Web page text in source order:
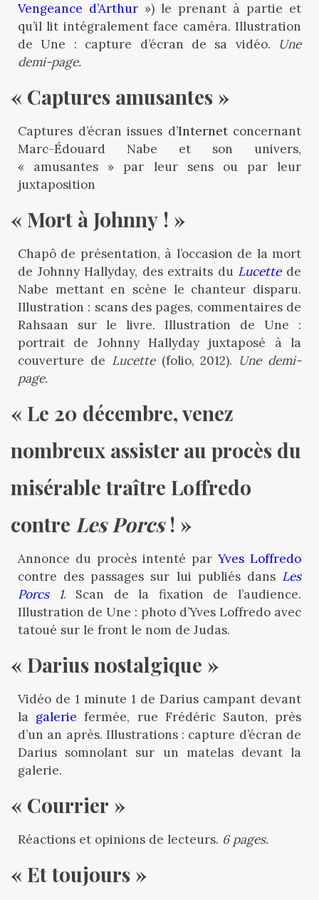
Vengeance d’Arthur ») le prenant à partie et
qu’il lit intégralement face caméra. Illustration
de Une : capture d’écran de sa vidéo. Une
demi-page.
« Captures amusantes »
Captures d’écran issues d’Internetconcernant
Marc-Édouard Nabe et son univers,
« amusantes » par leur sens ou par leur
juxtaposition
« Mort à Johnny ! »
Chapô de présentation, à l’occasion de la mort
de Johnny Hallyday, des extraits du Lucette de
Nabe mettant en scène le chanteur disparu.
Illustration : scans des pages, commentaires de
Rahsaan sur le livre. Illustration de Une :
portrait de Johnny Hallyday juxtaposé à la
couverture de Lucette(folio, 2012). Une demi-
page.
« Le 20 décembre, venez
nombreux assister au procès du
misérable traître Loffredo
contre Les Porcs ! »
Annonce du procès intenté par Yves Loffredo
contre des passages sur lui publiés dans Les
Porcs1. Scan de la fixation de l’audience.
Illustration de Une : photo d’Yves Loffredo avec
tatoué sur le front le nom de Judas.
« Darius nostalgique »
Vidéo de 1 minute 1 de Darius campant devant
la galerie fermée, rue Frédéric Sauton, près
d’un an après. Illustrations : capture d’écran de
Darius somnolant sur un matelas devant la
galerie.
« Courrier »
Réactions et opinions de lecteurs. 6 pages.
« Et toujours »